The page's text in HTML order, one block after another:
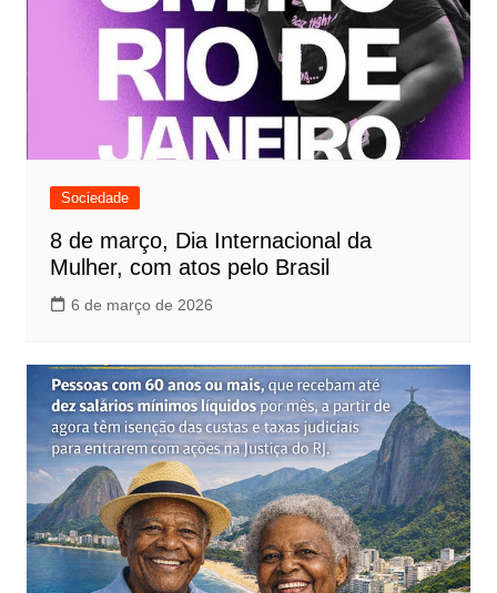
Sociedade
8 de março, Dia Internacional da
Mulher, com atos pelo Brasil
6 de março de 2026